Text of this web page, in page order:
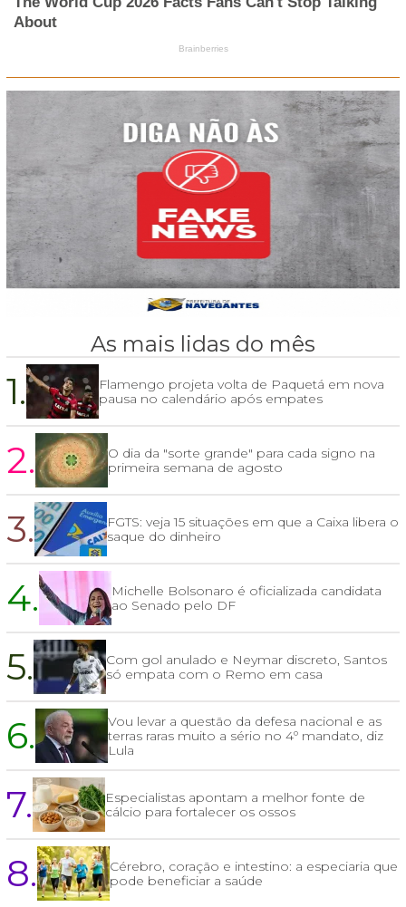
As mais lidas do mês
1.
Flamengo projeta volta de Paquetá em nova
pausa no calendário após empates
2.
O dia da "sorte grande" para cada signo na
primeira semana de agosto
3.
FGTS: veja 15 situações em que a Caixa libera o
saque do dinheiro
4.
Michelle Bolsonaro é oficializada candidata
ao Senado pelo DF
5.
Com gol anulado e Neymar discreto, Santos
só empata com o Remo em casa
6.
Vou levar a questão da defesa nacional e as
terras raras muito a sério no 4º mandato, diz
Lula
7.
Especialistas apontam a melhor fonte de
cálcio para fortalecer os ossos
8.
Cérebro, coração e intestino: a especiaria que
pode beneficiar a saúde